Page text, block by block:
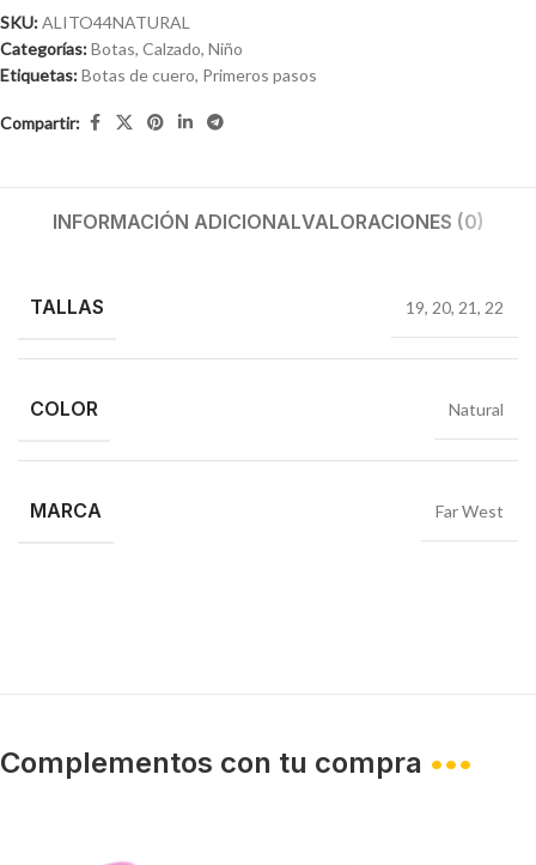
SKU:ALITO44NATURAL
Categorías:Botas, Calzado, Niño
Etiquetas:Botas de cuero, Primeros pasos
Compartir:
INFORMACIÓN ADICIONALVALORACIONES (0)
TALLAS 19, 20, 21, 22
COLOR Natural
MARCA Far West
Complementos con tu compra •••